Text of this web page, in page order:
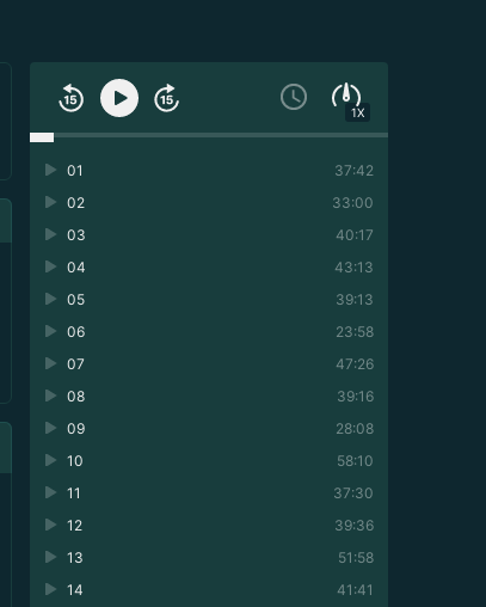
1X
37:42
01
33:00
02
40:17
03
43:13
04
39:13
05
23:58
06
47:26
07
39:16
08
28:08
09
58:10
10
37:30
11
39:36
12
51:58
13
41:41
14